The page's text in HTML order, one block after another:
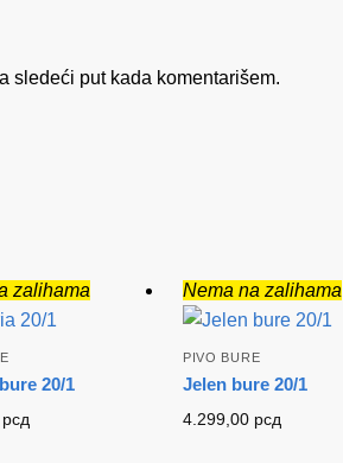
sledeći put kada komentarišem.
zalihama
20/1
рсд
Nema na zalihama
PIVO BURE
Jelen bure 20/1
4.299,00 рсд